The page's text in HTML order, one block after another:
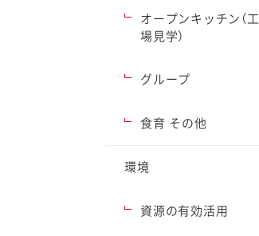
オープンキッチン（工
場見学）
グループ
食育 その他
環境
資源の有効活用